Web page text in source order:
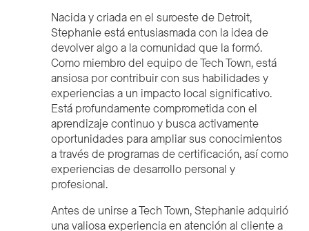
Nacida y criada en el suroeste de Detroit,
Stephanie está entusiasmada con la idea de
devolver algo a la comunidad que la formó.
Como miembro del equipo de Tech Town, está
ansiosa por contribuir con sus habilidades y
experiencias a un impacto local significativo.
Está profundamente comprometida con el
aprendizaje continuo y busca activamente
oportunidades para ampliar sus conocimientos
a través de programas de certificación, así como
experiencias de desarrollo personal y
profesional.
Antes de unirse a Tech Town, Stephanie adquirió
una valiosa experiencia en atención al cliente a